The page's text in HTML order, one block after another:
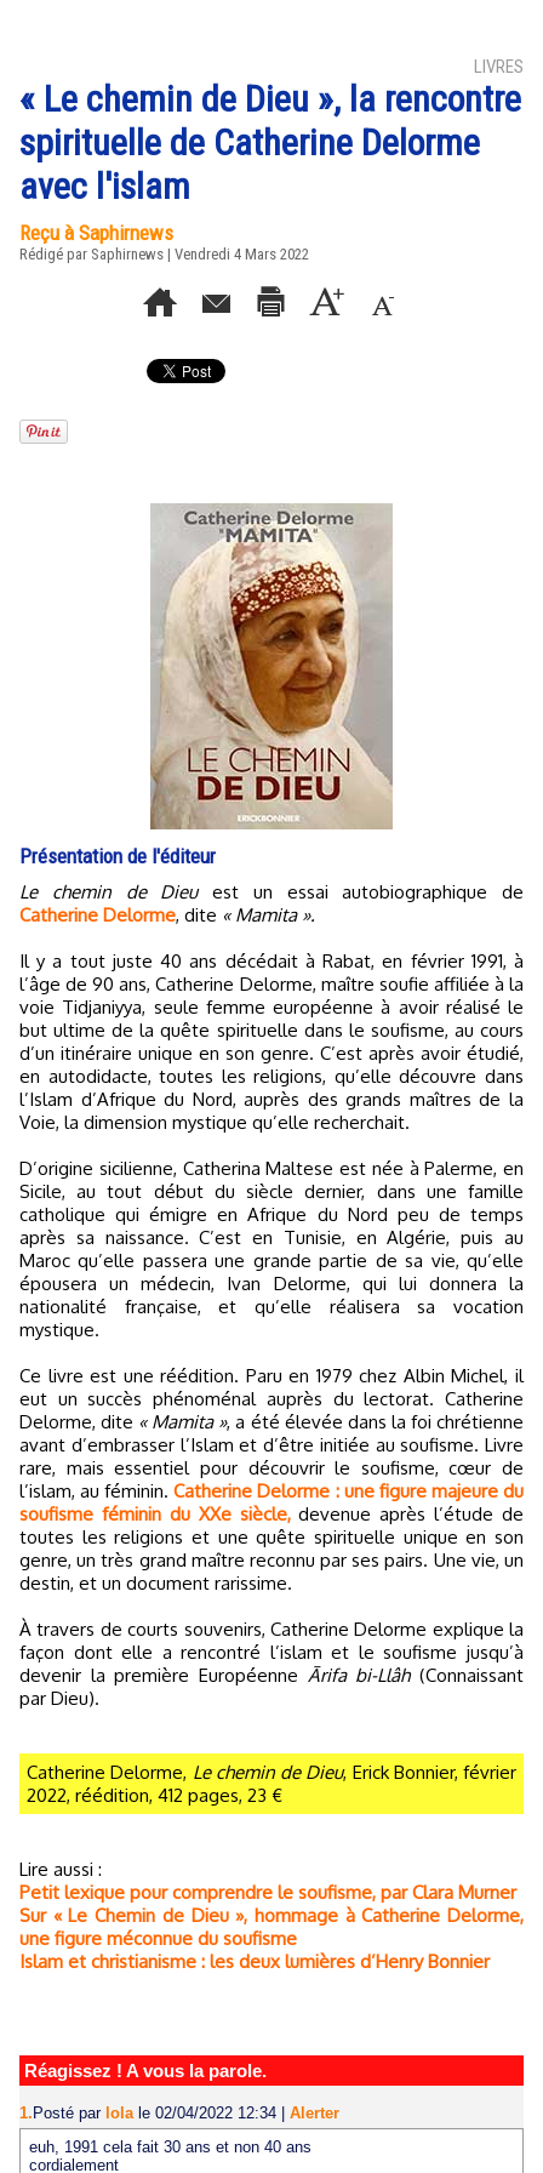
LIVRES
« Le chemin de Dieu », la rencontre
spirituelle de Catherine Delorme
avec l'islam
Reçu à Saphirnews
Rédigé par Saphirnews | Vendredi 4 Mars 2022
Présentation de l'éditeur
Le chemin de Dieuest un essai autobiographique de
Catherine Delorme, dite « Mamita ».
Il y a tout juste 40 ans décédait à Rabat, en février 1991, à
l’âge de 90 ans, Catherine Delorme, maître soufie affiliée à la
voie Tidjaniyya, seule femme européenne à avoir réalisé le
but ultime de la quête spirituelle dans le soufisme, au cours
d’un itinéraire unique en son genre. C’est après avoir étudié,
en autodidacte, toutes les religions, qu’elle découvre dans
l’Islam d’Afrique du Nord, auprès des grands maîtres de la
Voie, la dimension mystique qu’elle recherchait.
D’origine sicilienne, Catherina Maltese est née à Palerme, en
Sicile, au tout début du siècle dernier, dans une famille
catholique qui émigre en Afrique du Nord peu de temps
après sa naissance. C’est en Tunisie, en Algérie, puis au
Maroc qu’elle passera une grande partie de sa vie, qu’elle
épousera un médecin, Ivan Delorme, qui lui donnera la
nationalité française, et qu’elle réalisera sa vocation
mystique.
Ce livre est une réédition. Paru en 1979 chez Albin Michel, il
eut un succès phénoménal auprès du lectorat. Catherine
Delorme, dite « Mamita », a été élevée dans la foi chrétienne
avant d’embrasser l’Islam et d’être initiée au soufisme. Livre
rare, mais essentiel pour découvrir le soufisme, cœur de
l’islam, au féminin.Catherine Delorme : une figure majeure du
soufisme féminin du XXe siècle,devenue après l’étude de
toutes les religions et une quête spirituelle unique en son
genre, un très grand maître reconnu par ses pairs. Une vie, un
destin, et un document rarissime.
À travers de courts souvenirs, Catherine Delorme explique la
façon dont elle a rencontré l’islam et le soufisme jusqu’à
devenir la première Européenne Ārifa bi-Llâh(Connaissant
par Dieu).
Catherine Delorme, Le chemin de Dieu, Erick Bonnier, février
2022, réédition, 412 pages, 23 €
Lire aussi :
Petit lexique pour comprendre le soufisme, par Clara Murner
Sur « Le Chemin de Dieu », hommage à Catherine Delorme,
une figure méconnue du soufisme
Islam et christianisme : les deux lumières d’Henry Bonnier
Réagissez ! A vous la parole.
1. Posté par lola le 02/04/2022 12:34
Alerter
euh, 1991 cela fait 30 ans et non 40 ans
cordialement